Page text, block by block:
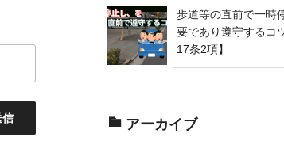
歩道等の直前で一時
要であり遵守するコ
17条2項】
アーカイブ